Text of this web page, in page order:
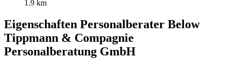
1.9 km
Eigenschaften Personalberater Below
Tippmann & Compagnie
Personalberatung GmbH